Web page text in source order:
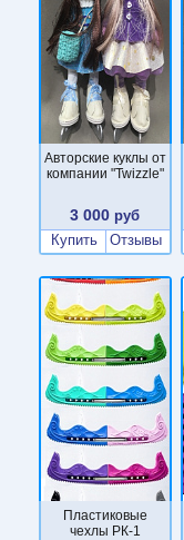
Авторские куклы от
компании "Twizzle"
3 000 руб
Купить
Отзывы
Пластиковые
чехлы РК-1